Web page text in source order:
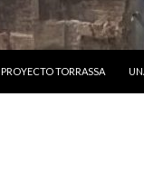
PROYECTO TORRASSA